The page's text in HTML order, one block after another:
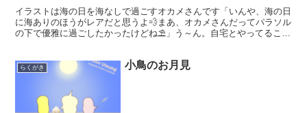
イラストは海の日を海なしで過ごすオカメさんです「いんや、海の日
に海ありのほうがレアだと思うよ💨まあ、オカメさんだってパラソル
の下で優雅に過ごしたかったけどね⛱」う～ん。自宅とやってること
らくがき 小鳥のお月見